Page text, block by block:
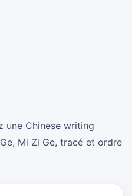
une Chinese writing
Mi Zi Ge, tracé et ordre